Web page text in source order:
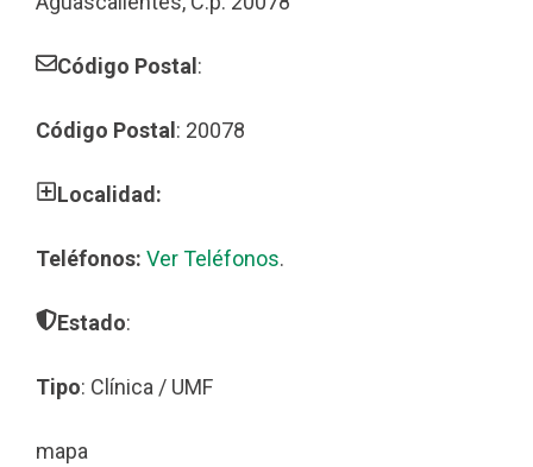
Código Postal :
Código Postal : 20078
Localidad:
Teléfonos: Ver Teléfonos.
Estado:
Tipo: Clínica / UMF
mapa